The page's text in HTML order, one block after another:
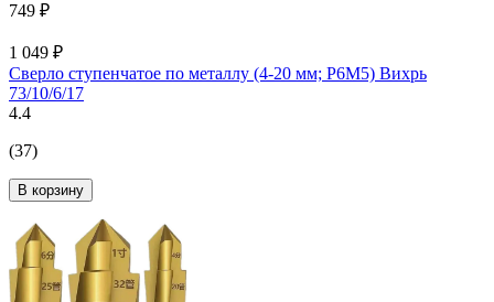
749 ₽
1 049 ₽
Сверло ступенчатое по металлу (4-20 мм; P6M5) Вихрь
73/10/6/17
4.4
(37)
В корзину